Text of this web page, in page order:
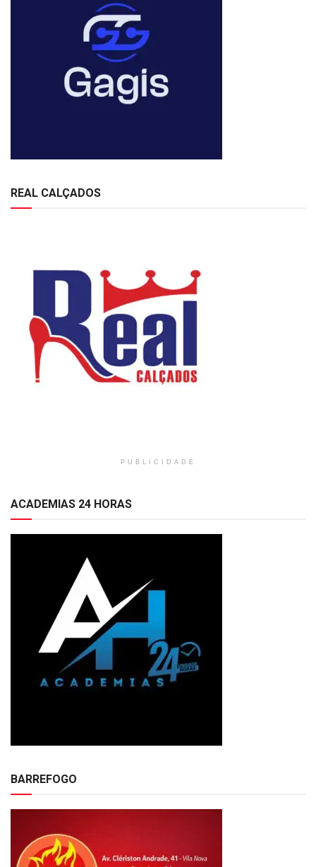
REAL CALÇADOS
PUBLICIDADE
ACADEMIAS 24 HORAS
BARREFOGO